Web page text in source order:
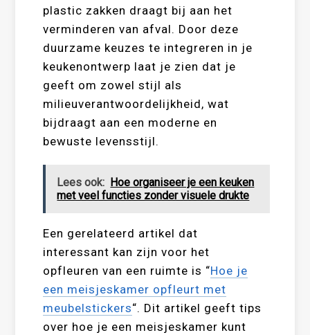
plastic zakken draagt bij aan het
verminderen van afval. Door deze
duurzame keuzes te integreren in je
keukenontwerp laat je zien dat je
geeft om zowel stijl als
milieuverantwoordelijkheid, wat
bijdraagt aan een moderne en
bewuste levensstijl.
Lees ook: Hoe organiseer je een keuken
met veel functies zonder visuele drukte
Een gerelateerd artikel dat
interessant kan zijn voor het
opfleuren van een ruimte is “Hoe je
een meisjeskamer opfleurt met
meubelstickers“. Dit artikel geeft tips
over hoe je een meisjeskamer kunt